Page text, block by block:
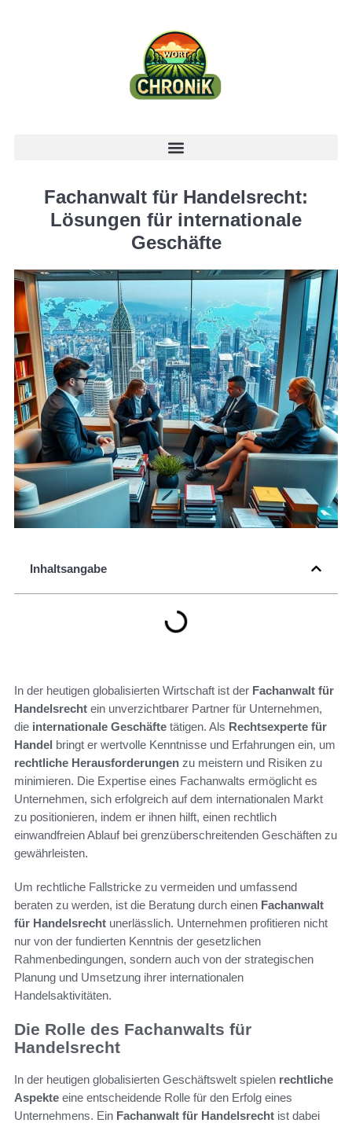
Fachanwalt für Handelsrecht:
Lösungen für internationale
Geschäfte
Inhaltsangabe
In der heutigen globalisierten Wirtschaft ist der Fachanwalt für
Handelsrecht ein unverzichtbarer Partner für Unternehmen,
die internationale Geschäfte tätigen. Als Rechtsexperte für
Handel bringt er wertvolle Kenntnisse und Erfahrungen ein, um
rechtliche Herausforderungen zu meistern und Risiken zu
minimieren. Die Expertise eines Fachanwalts ermöglicht es
Unternehmen, sich erfolgreich auf dem internationalen Markt
zu positionieren, indem er ihnen hilft, einen rechtlich
einwandfreien Ablauf bei grenzüberschreitenden Geschäften zu
gewährleisten.
Um rechtliche Fallstricke zu vermeiden und umfassend
beraten zu werden, ist die Beratung durch einen Fachanwalt
für Handelsrecht unerlässlich. Unternehmen profitieren nicht
nur von der fundierten Kenntnis der gesetzlichen
Rahmenbedingungen, sondern auch von der strategischen
Planung und Umsetzung ihrer internationalen
Handelsaktivitäten.
Die Rolle des Fachanwalts für
Handelsrecht
In der heutigen globalisierten Geschäftswelt spielen rechtliche
Aspekte eine entscheidende Rolle für den Erfolg eines
Unternehmens. Ein Fachanwalt für Handelsrecht ist dabei